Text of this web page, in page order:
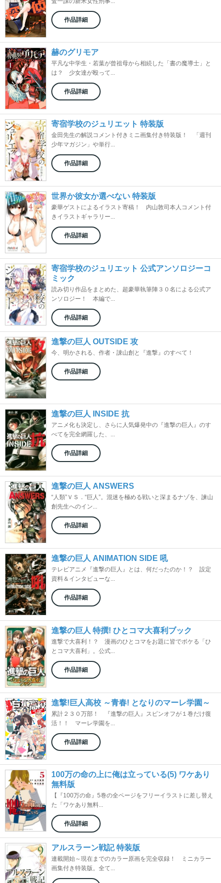
作品詳細
赫のグリモア
平凡な中学生・若葉が曾祖母から相続した「書の魔導士」と
は？ 少女達が殴って...
作品詳細
寄宿学校のジュリエット 特装版
金田先生の解説コメント付きミニ画集付き特装版！ 「週刊
少年マガジン」や単行...
作品詳細
世界か彼女か選べない 特装版
豪華ゲストによるイラスト寄稿！ 内山敦司本人コメント付
きイラストギャラリー...
作品詳細
寄宿学校のジュリエット 公式アンソロジーコ
ミック
読み切り作品をまとめた、超豪華執筆陣３０名による公式ア
ンソロジー！ 本編で...
作品詳細
進撃の巨人 OUTSIDE 攻
今、明かされる、作者・諌山創と『進撃』のすべて！
作品詳細
進撃の巨人 INSIDE 抗
アニメ化も決定し、さらに人気爆発中の『進撃の巨人』のす
べてを完全網羅した、...
作品詳細
進撃の巨人 ANSWERS
“人類”ＶＳ．“巨人”。混迷を極める戦いと深まるナゾを、諫山
創先生へのイン...
作品詳細
進撃の巨人 ANIMATION SIDE 吼
テレビアニメ『進撃の巨人』とは、何だったのか！？ 設定
資料＆インタビューな...
作品詳細
進撃の巨人 特撰! ひとコマ大喜利ブック
進撃で大喜利！？ 漫画のひとコマをお題に皆でボケる「ひ
とコマ大喜利」。公式...
作品詳細
進撃!巨人高校 ～青春! となりのマーレ学園～
累計２３０万部！ 『進撃の巨人』スピンオフが１巻だけ復
活！！ マーレ学園を...
作品詳細
100万の命の上に俺は立っている(5) ワケあり
無料版
【『100万の命』5巻の全ページをフリーイラストに差し替え
た「ワケあり無料...
作品詳細
アルスラーン戦記 特装版
連載開始～現在までのカラー原画を完全収録！ ミニカラー
画集付き特装版。全て...